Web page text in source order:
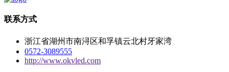
联系方式
浙江省湖州市南浔区和孚镇云北村牙家湾
0572-3089555
http://www.okvled.com